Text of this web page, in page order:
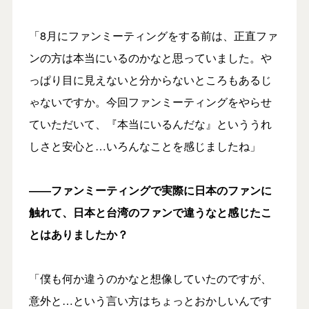
「8月にファンミーティングをする前は、正直ファ
ンの方は本当にいるのかなと思っていました。や
っぱり目に見えないと分からないところもあるじ
ゃないですか。今回ファンミーティングをやらせ
ていただいて、『本当にいるんだな』といううれ
しさと安心と…いろんなことを感じましたね」
――ファンミーティングで実際に日本のファンに
触れて、日本と台湾のファンで違うなと感じたこ
とはありましたか？
「僕も何か違うのかなと想像していたのですが、
意外と…という言い方はちょっとおかしいんです